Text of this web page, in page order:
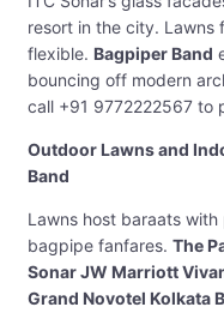
resort in the city. Lawns
flexible. Bagpiper Band
bouncing off modern
call +91 9772222567 to
Outdoor Lawns and
Band
Lawns host baraats
bagpipe fanfares. The
Sonar JW Marriott
Grand Novotel Kolkata